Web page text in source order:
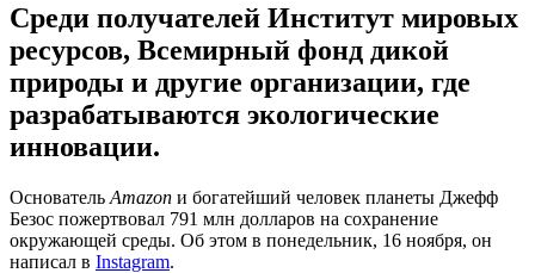
Среди получателей Институт мировых
ресурсов, Всемирный фонд дикой
природы и другие организации, где
разрабатываются экологические
инновации.
Основатель Amazon и богатейший человек планеты Джефф
Безос пожертвовал 791 млн долларов на сохранение
окружающей среды. Об этом в понедельник, 16 ноября, он
написал в Instagram.